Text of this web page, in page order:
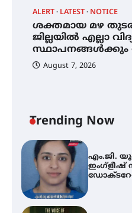
ALERT LATEST NOTICE
ശക്തമായ മഴ
ജില്ലയിൽ എല്ലാ
സ്ഥാപനങ്ങൾക്കും
August 7, 2026
Trending Now
2026
ബാലൻ
അവധി
എം.ജി.
ഇംഗ്ളീഷ്